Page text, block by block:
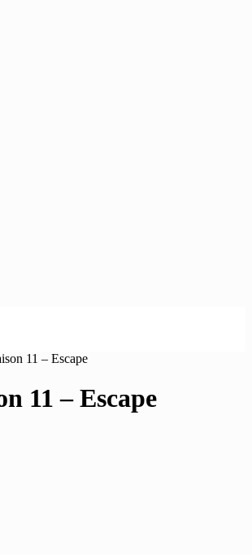
11 – Escape
11 – Escape